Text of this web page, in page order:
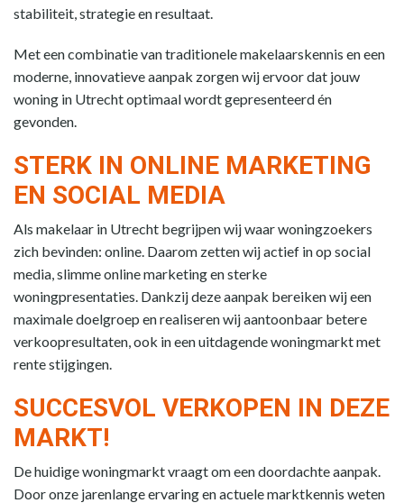
stabiliteit, strategie en resultaat.
Met een combinatie van traditionele makelaarskennis en een
moderne, innovatieve aanpak zorgen wij ervoor dat jouw
woning in Utrecht optimaal wordt gepresenteerd én
gevonden.
STERK IN ONLINE MARKETING
EN SOCIAL MEDIA
Als makelaar in Utrecht begrijpen wij waar woningzoekers
zich bevinden: online. Daarom zetten wij actief in op social
media, slimme online marketing en sterke
woningpresentaties. Dankzij deze aanpak bereiken wij een
maximale doelgroep en realiseren wij aantoonbaar betere
verkoopresultaten, ook in een uitdagende woningmarkt met
rente stijgingen.
SUCCESVOL VERKOPEN IN DEZE
MARKT!
De huidige woningmarkt vraagt om een doordachte aanpak.
Door onze jarenlange ervaring en actuele marktkennis weten